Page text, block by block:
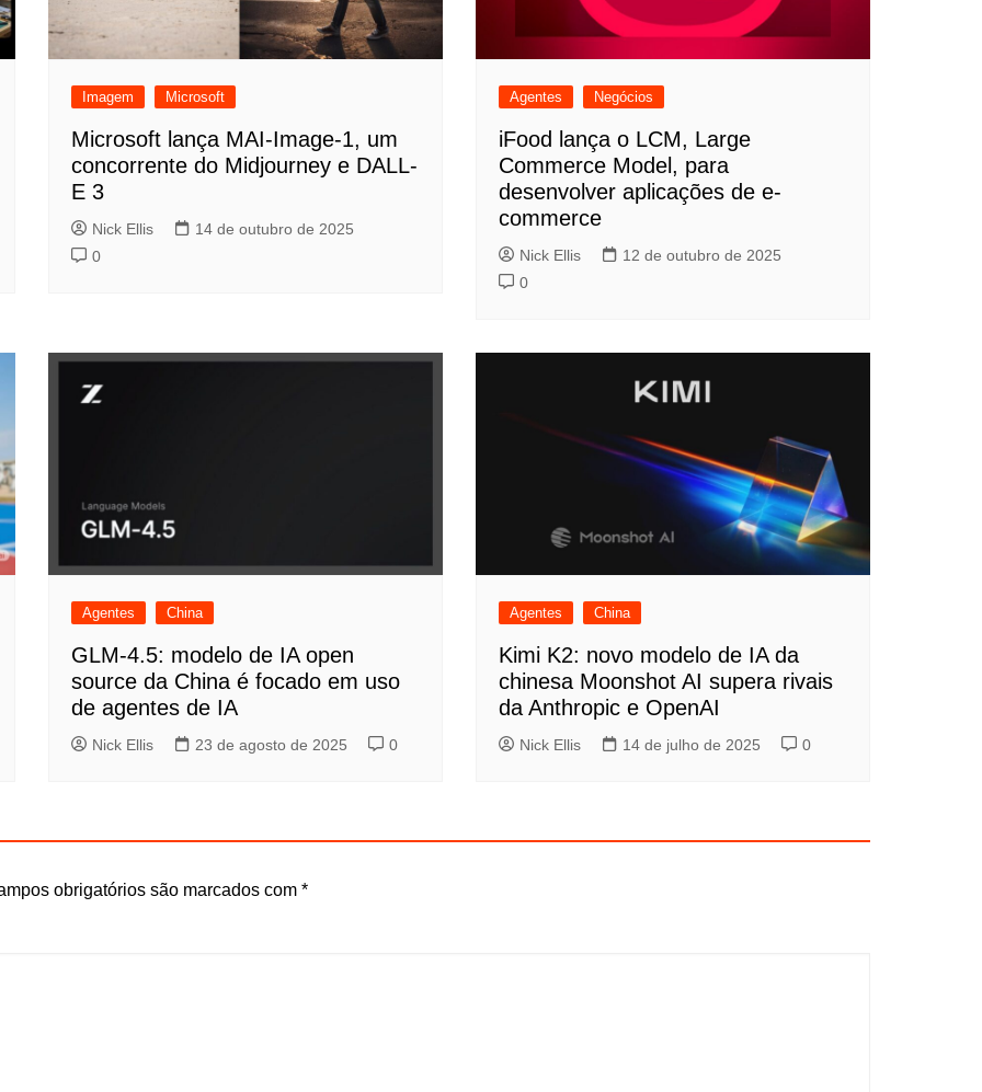
Imagem Microsoft
Microsoft lança MAI-Image-1, um
concorrente do Midjourney e DALL-
E 3
Nick Ellis
14 de outubro de 2025
0
Agentes Negócios
iFood lança o LCM, Large
Commerce Model, para
desenvolver aplicações de e-
commerce
Nick Ellis
12 de outubro de 2025
0
Agentes China
GLM-4.5: modelo de IA open
source da China é focado em uso
de agentes de IA
Nick Ellis 23 de agosto de 2025 0
Agentes China
Kimi K2: novo modelo de IA da
chinesa Moonshot AI supera rivais
da Anthropic e OpenAI
Nick Ellis 14 de julho de 2025 0
obrigatórios são marcados com *